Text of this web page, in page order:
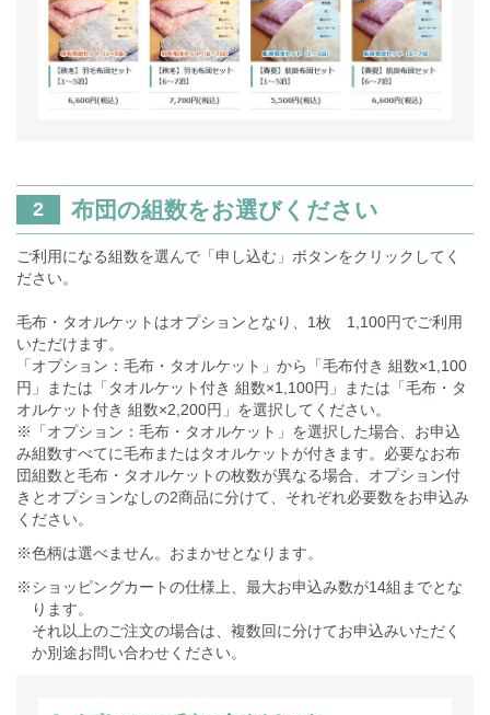
2 布団の組数をお選びください
ご利用になる組数を選んで「申し込む」ボタンをクリックしてく
ださい。
毛布・タオルケットはオプションとなり、1枚 1,100円でご利用
いただけます。
「オプション：毛布・タオルケット」から「毛布付き 組数×1,100
円」または「タオルケット付き 組数×1,100円」または「毛布・タ
オルケット付き 組数×2,200円」を選択してください。
※「オプション：毛布・タオルケット」を選択した場合、お申込
み組数すべてに毛布またはタオルケットが付きます。必要なお布
団組数と毛布・タオルケットの枚数が異なる場合、オプション付
きとオプションなしの2商品に分けて、それぞれ必要数をお申込み
ください。
※色柄は選べません。おまかせとなります。
※ショッピングカートの仕様上、最大お申込み数が14組までとな
ります。
それ以上のご注文の場合は、複数回に分けてお申込みいただく
か別途お問い合わせください。